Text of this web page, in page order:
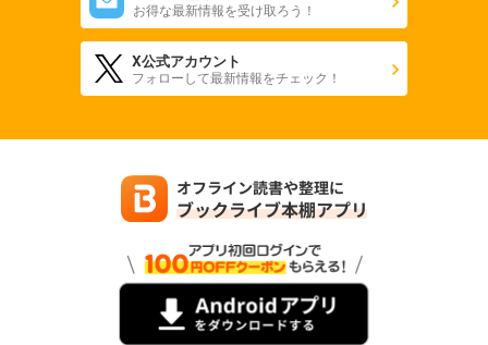
お得な最新情報を受け取ろう！
X公式アカウント
フォローして最新情報をチェック！